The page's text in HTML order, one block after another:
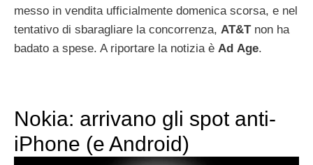
messo in vendita ufficialmente domenica scorsa, e nel
tentativo di sbaragliare la concorrenza, AT&Tnon ha
badato a spese. A riportare la notizia è Ad Age.
Nokia: arrivano gli spot anti-
iPhone (e Android)